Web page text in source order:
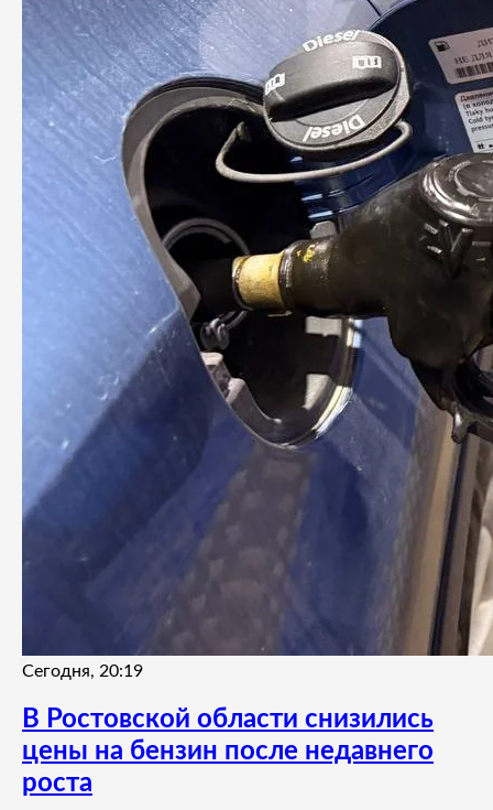
Сегодня, 20:19
В Ростовской области снизились
цены на бензин после недавнего
роста